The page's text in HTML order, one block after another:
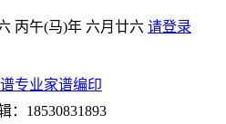
丙午(马)年 六月廿六 请登录
：18530831893